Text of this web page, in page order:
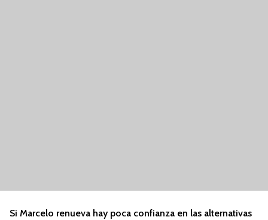
Si Marcelo renueva hay poca confianza en las alternativas